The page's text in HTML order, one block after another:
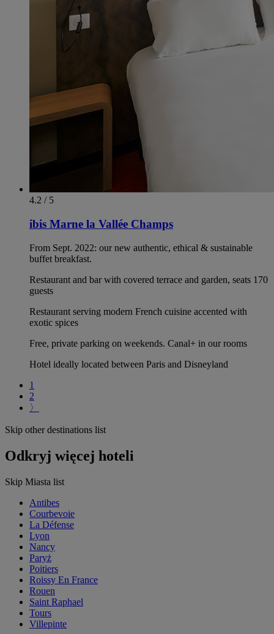
4.2 / 5
ibis Marne la Vallée Champs
From Sept. 2022: our new authentic, ethical & sustainable
buffet breakfast.
Restaurant and bar with covered terrace and garden, seats 170
guests
Restaurant serving modern French cuisine accented with
exotic spices
Free, private parking on weekends. Canal+ in our rooms
Hotel ideally located between Paris and Disneyland
1
2
〉
Skip other destinations list
Odkryj więcej hoteli
Skip Miasta list
Antibes
Courbevoie
La Défense
Lyon
Nancy
Paryż
Poitiers
Roissy En France
Rouen
Saint Raphael
Tours
Villepinte